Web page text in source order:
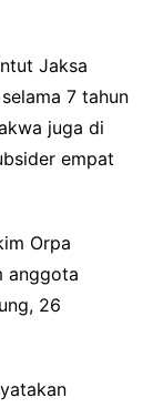
Jaksa
7 tahun
juga di
empat
Orpa
anggota
26